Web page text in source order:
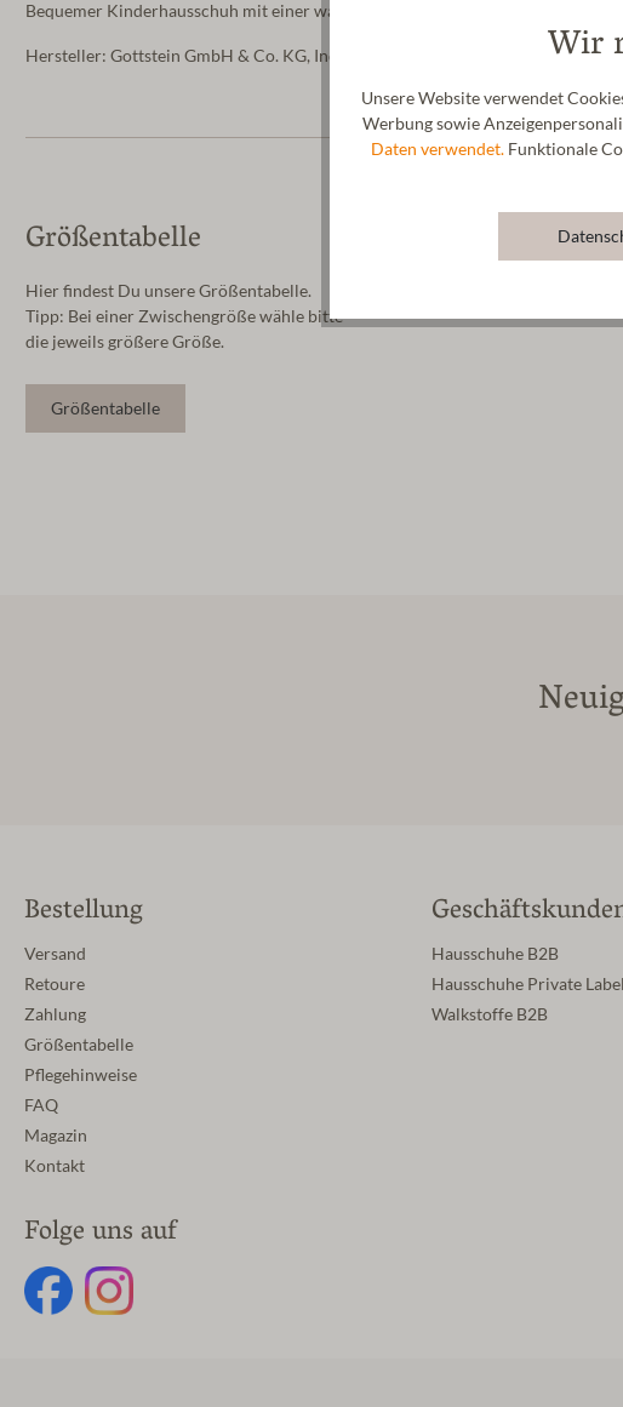
Bequemer Kinderhausschuh mit einer wasserfesten Sohle. Die Filzsohle ist in
Hersteller: Gottstein GmbH & Co. KG, Industriestraße 31, 6430 Ötztal-
Größentabelle
Hier findest Du unsere Größentabelle.
Tipp: Bei einer Zwischengröße wähle bitte
die jeweils größere Größe.
Größentabelle
Bestellung
Versand
Retoure
Zahlung
Größentabelle
Pflegehinweise
FAQ
Magazin
Kontakt
Hausschuhe B2B
Hausschuhe Private Label
Walkstoffe B2B
Folge uns auf
Wir
Unsere Website verwendet
Werbung sowie
Daten verwendet. Funktionale